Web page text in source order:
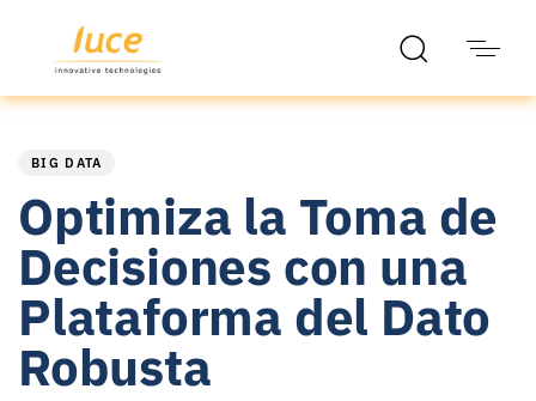
BIG DATA
Optimiza la Toma de
Decisiones con una
Plataforma del Dato
Robusta